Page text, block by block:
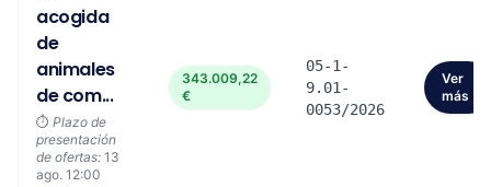
acogida
de
animales
de com...
⏱️ Plazo de
presentación
de ofertas: 13
ago. 12:00
343.009,22
€
05-1-
9.01-
0053/2026
Ver
más